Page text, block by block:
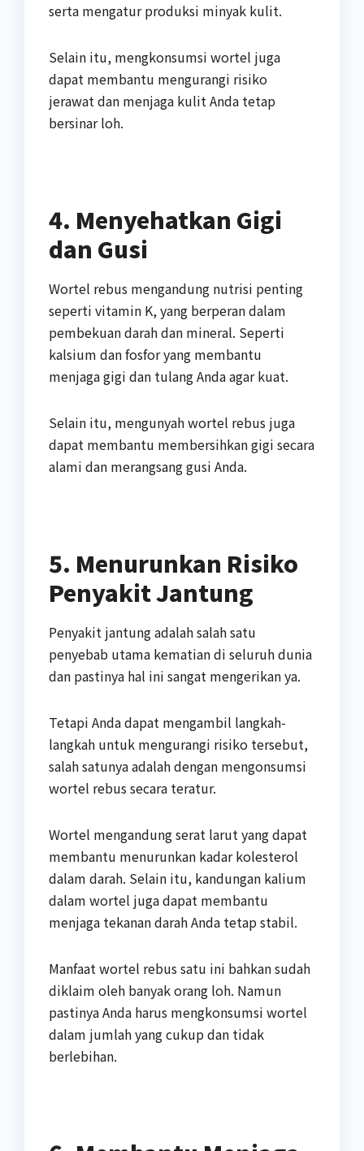
serta mengatur produksi minyak kulit.
Selain itu, mengkonsumsi wortel juga
dapat membantu mengurangi risiko
jerawat dan menjaga kulit Anda tetap
bersinar loh.
4. Menyehatkan Gigi
dan Gusi
Wortel rebus mengandung nutrisi penting
seperti vitamin K, yang berperan dalam
pembekuan darah dan mineral. Seperti
kalsium dan fosfor yang membantu
menjaga gigi dan tulang Anda agar kuat.
Selain itu, mengunyah wortel rebus juga
dapat membantu membersihkan gigi secara
alami dan merangsang gusi Anda.
5. Menurunkan Risiko
Penyakit Jantung
Penyakit jantung adalah salah satu
penyebab utama kematian di seluruh dunia
dan pastinya hal ini sangat mengerikan ya.
Tetapi Anda dapat mengambil langkah-
langkah untuk mengurangi risiko tersebut,
salah satunya adalah dengan mengonsumsi
wortel rebus secara teratur.
Wortel mengandung serat larut yang dapat
membantu menurunkan kadar kolesterol
dalam darah. Selain itu, kandungan kalium
dalam wortel juga dapat membantu
menjaga tekanan darah Anda tetap stabil.
Manfaat wortel rebus satu ini bahkan sudah
diklaim oleh banyak orang loh. Namun
pastinya Anda harus mengkonsumsi wortel
dalam jumlah yang cukup dan tidak
berlebihan.